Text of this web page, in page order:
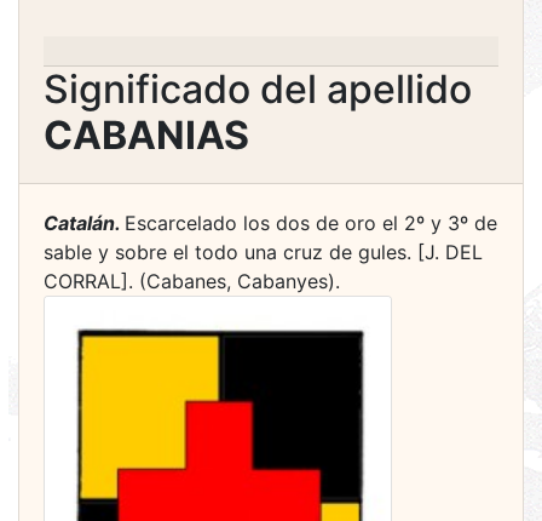
Significado del apellido
CABANIAS
Catalán. Escarcelado los dos de oro el 2º y 3º de
sable y sobre el todo una cruz de gules. [J. DEL
CORRAL]. (Cabanes, Cabanyes).